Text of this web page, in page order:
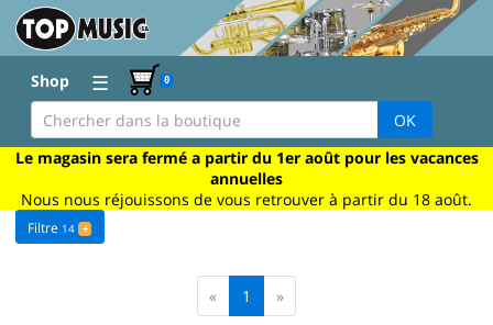
Shop ☰ 0
OK
Le magasin sera fermé a partir du 1er août pour les vacances
annuelles
Nous nous réjouissons de vous retrouver à partir du 18 août.
Filtre 14 +
« 1 »